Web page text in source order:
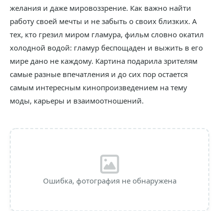
желания и даже мировоззрение. Как важно найти
работу своей мечты и не забыть о своих близких. А
тех, кто грезил миром гламура, фильм словно окатил
холодной водой: гламур беспощаден и выжить в его
мире дано не каждому. Картина подарила зрителям
самые разные впечатления и до сих пор остается
самым интересным кинопроизведением на тему
моды, карьеры и взаимоотношений.
Ошибка, фотография не обнаружена